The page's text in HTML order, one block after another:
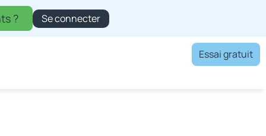
Se connecter
?
Essai gratuit